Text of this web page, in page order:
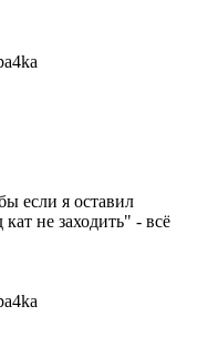
если я оставил
не заходить" - всё